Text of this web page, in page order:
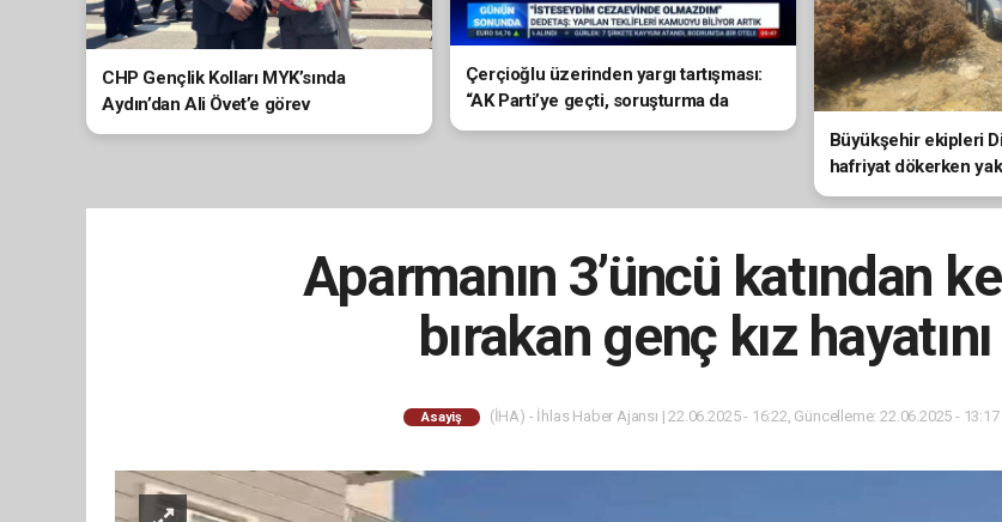
CHP Gençlik Kolları MYK’sında
Aydın’dan Ali Övet’e görev
Çerçioğlu üzerinden yargı tartışması:
“AK Parti’ye geçti, soruşturma da
yargılama da olmadı”
Büyükşehir ekipleri
hafriyat dökerken
Aparmanın 3’üncü katından
bırakan genç kız
Asayiş (İHA) - İhlas Haber Ajansı | 22.06.2025 - 16:22, Güncelleme: 22.06.2025 - 13:17